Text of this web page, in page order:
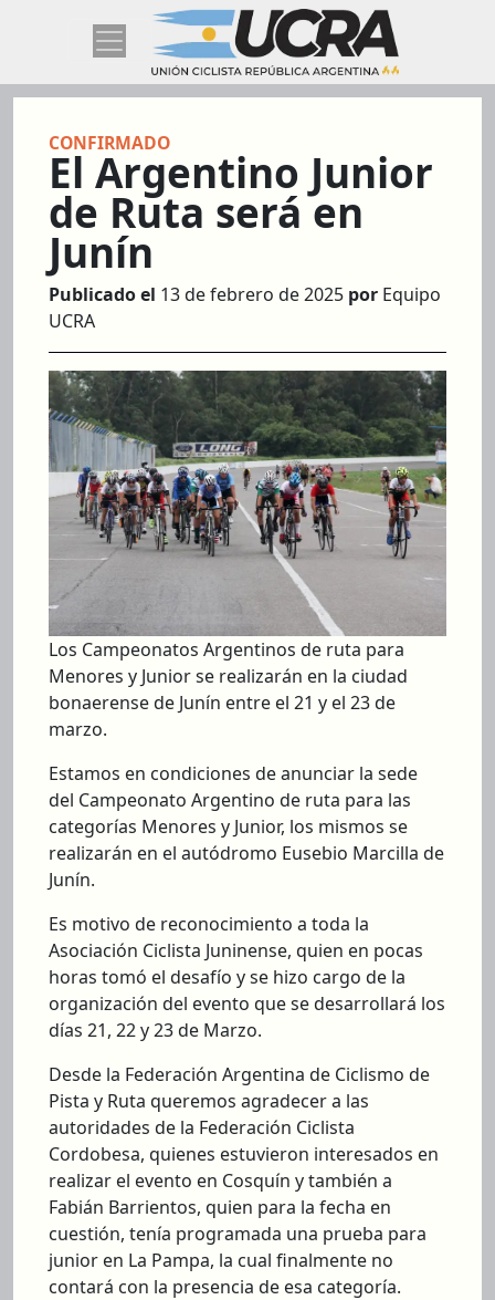
CONFIRMADO
El Argentino Junior
de Ruta será en
Junín
Publicado el 13 de febrero de 2025 por Equipo
UCRA
Los Campeonatos Argentinos de ruta para
Menores y Junior se realizarán en la ciudad
bonaerense de Junín entre el 21 y el 23 de
marzo.
Estamos en condiciones de anunciar la sede
del Campeonato Argentino de ruta para las
categorías Menores y Junior, los mismos se
realizarán en el autódromo Eusebio Marcilla de
Junín.
Es motivo de reconocimiento a toda la
Asociación Ciclista Juninense, quien en pocas
horas tomó el desafío y se hizo cargo de la
organización del evento que se desarrollará los
días 21, 22 y 23 de Marzo.
Desde la Federación Argentina de Ciclismo de
Pista y Ruta queremos agradecer a las
autoridades de la Federación Ciclista
Cordobesa, quienes estuvieron interesados en
realizar el evento en Cosquín y también a
Fabián Barrientos, quien para la fecha en
cuestión, tenía programada una prueba para
junior en La Pampa, la cual finalmente no
contará con la presencia de esa categoría.